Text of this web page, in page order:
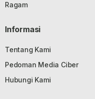
Ragam
Informasi
Tentang Kami
Pedoman Media Ciber
Hubungi Kami